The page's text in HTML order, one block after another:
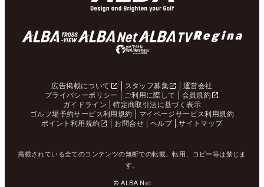
広告掲載について スタッフ募集
運営会社
プライバシーポリシー
ご利用に際して
会員規約
ガイドライン
特定商取引法に基づく表示
ゴルフ場予約サービス利用規約
マイページサービス利用規約
ポイント利用規約
お問合せ ヘルプ サイトマップ
掲載されている全てのコンテンツの無断での転載、転用、コピー等は禁じま
す。
© ALBA Net